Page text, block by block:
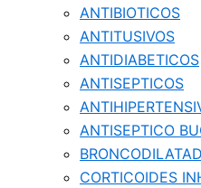
ANTIBIOTICOS
ANTITUSIVOS
ANTIDIABETICOS
ANTISEPTICOS
ANTISEPTICO
CORTICOIDES